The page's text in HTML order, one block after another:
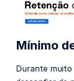
Mínimo
Durante